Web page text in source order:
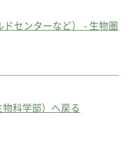
センターなど） - 生物圏
科学部）へ戻る